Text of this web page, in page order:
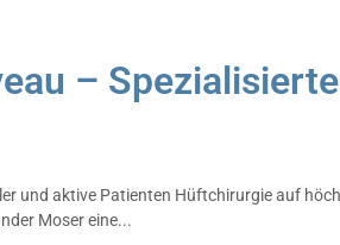
–
und aktive Patienten Hüftchirurgie auf
Moser eine...